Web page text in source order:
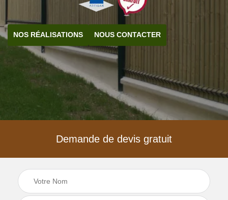
NOS RÉALISATIONS NOUS CONTACTER
Demande de devis gratuit